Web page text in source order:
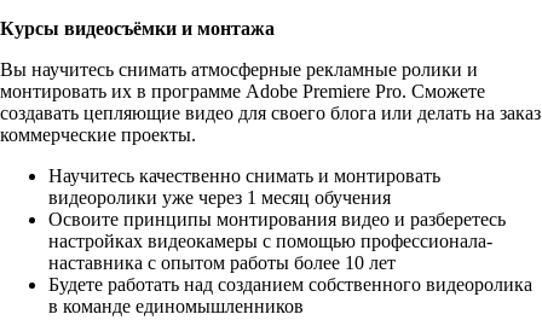
Курсы видеосъёмки и монтажа
Вы научитесь снимать атмосферные рекламные ролики и
монтировать их в программе Adobe Premiere Pro. Сможете
создавать цепляющие видео для своего блога или делать на заказ
коммерческие проекты.
Научитесь качественно снимать и монтировать
видеоролики уже через 1 месяц обучения
Освоите принципы монтирования видео и разберетесь
настройках видеокамеры с помощью профессионала-
наставника с опытом работы более 10 лет
Будете работать над созданием собственного видеоролика
в команде единомышленников